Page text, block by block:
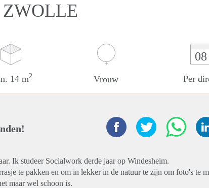
14 m2 Vrouw
08
Per
Ik studeer Socialwork derde jaar op Windesheim.
te pakken en om in lekker in de natuur te zijn om foto's te
maar wel schoon is.